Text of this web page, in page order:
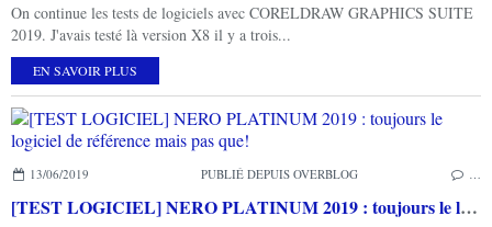
On continue les tests de logiciels avec CORELDRAW GRAPHICS SUITE
2019. J'avais testé là version X8 il y a trois...
EN SAVOIR PLUS
13/06/2019 PUBLIÉ DEPUIS OVERBLOG
[TEST LOGICIEL] NERO PLATINUM 2019 : toujours le logiciel de référence mais pas que!